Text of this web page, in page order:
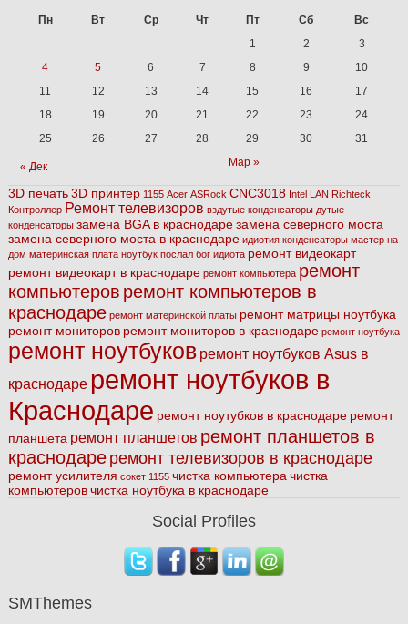
Пн Вт Ср Чт Пт Сб Вс
« Дек Мар »
1 2
3
4
5 6 7 8 9
10
11
12 13 14 15 16
17
18
19 20 21 22 23
24
25
26 27 28 29 30 31
3D печать3D принтер 1155 Acer ASRock CNC3018 Intel LAN Richteck
Контроллер Ремонт телевизоров вздутые конденсаторы дутые
конденсаторы замена BGA в краснодарезамена северного моста
замена северного моста в краснодаре идиотия конденсаторы мастер на
дом материнская плата ноутбук послал бог идиота ремонт видеокарт
ремонт видеокарт в краснодаре ремонт компьютера ремонт
компьютеров ремонт компьютеров в
краснодаре ремонт материнской платы ремонт матрицы ноутбука
ремонт мониторов ремонт мониторов в краснодаре ремонт ноутбука
ремонт ноутбуков ремонт ноутбуков Asus в
краснодаре ремонт ноутбуков в
Краснодаре ремонт ноутубков в краснодаре ремонт
планшета ремонт планшетов ремонт планшетов в
краснодареремонт телевизоров в краснодаре
ремонт усилителя сокет 1155 чистка компьютера чистка
компьютеровчистка ноутбука в краснодаре
Social Profiles
SMThemes